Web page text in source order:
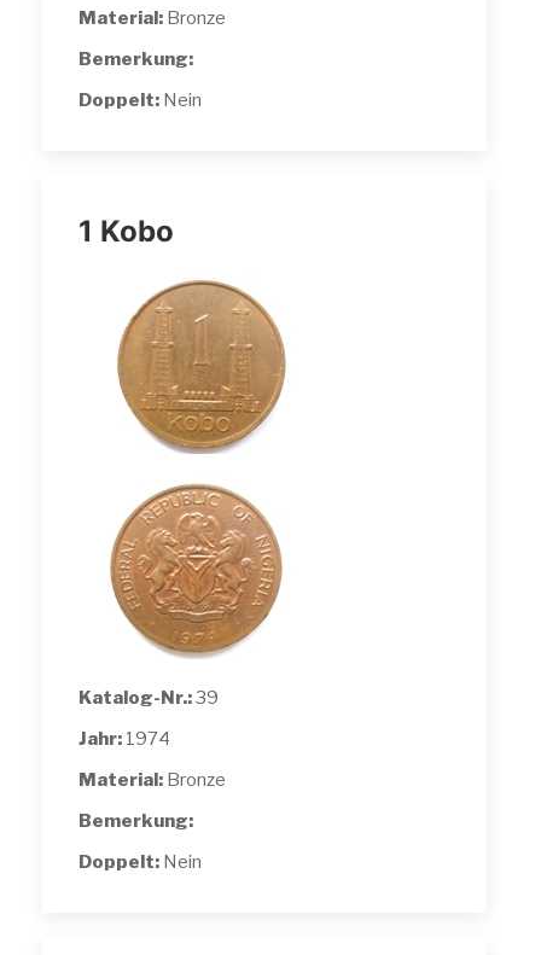
Material: Bronze
Bemerkung:
Doppelt: Nein
1 Kobo
Katalog-Nr.:39
Jahr: 1974
Material: Bronze
Bemerkung:
Doppelt: Nein